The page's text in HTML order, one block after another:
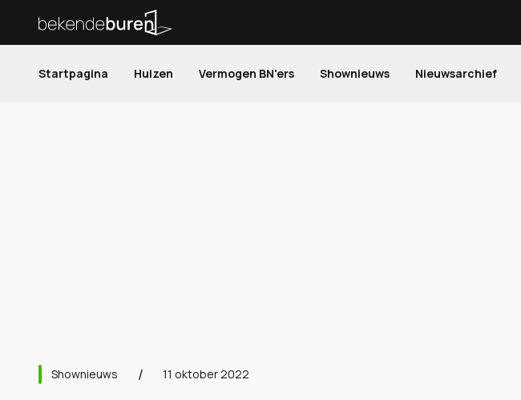
Startpagina Huizen Vermogen BN'ers Shownieuws Nieuwsarchief
Shownieuws 11 oktober 2022